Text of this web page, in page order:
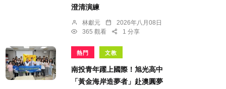
澄清演練
林獻元
2026年八月08日
365 觀看
1 分享
熱門 文教
南投青年躍上國際！旭光高中
「黃金海岸造夢者」赴澳圓夢